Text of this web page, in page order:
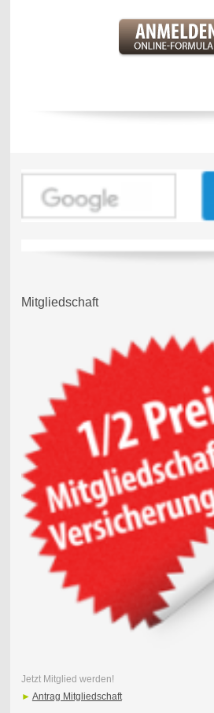
Mitgliedschaft
Jetzt Mitglied werden!
► Antrag Mitgliedschaft